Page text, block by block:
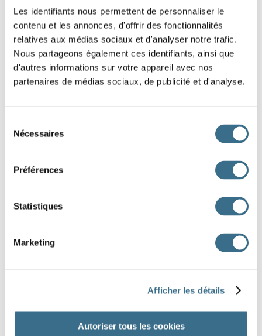
Les identifiants nous permettent de personnaliser le
contenu et les annonces, d'offrir des fonctionnalités
relatives aux médias sociaux et d'analyser notre trafic.
Nous partageons également ces identifiants, ainsi que
d'autres informations sur votre appareil avec nos
partenaires de médias sociaux, de publicité et d'analyse.
Nécessaires
Préférences
Statistiques
Marketing
Afficher les détails
Autoriser tous les cookies
To help you: conjugation of the french verb "choisir"
J' de prendre ma
fourche pour ramasser le foin.
Nous d'adopter
de vivre à la
On
services.